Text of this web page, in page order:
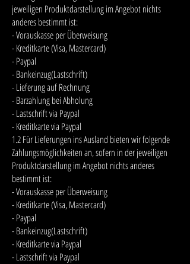
jeweiligen Produktdarstellung im Angebot nichts
anderes bestimmt ist:
- Vorauskasse per Überweisung
- Kreditkarte (Visa, Mastercard)
- Paypal
- Bankeinzug(Lastschrift)
- Lieferung auf Rechnung
- Barzahlung bei Abholung
- Lastschrift via Paypal
- Kreditkarte via Paypal
1.2 Für Lieferungen ins Ausland bieten wir folgende
Zahlungsmöglichkeiten an, sofern in der jeweiligen
Produktdarstellung im Angebot nichts anderes
bestimmt ist:
- Vorauskasse per Überweisung
- Kreditkarte (Visa, Mastercard)
- Paypal
- Bankeinzug(Lastschrift)
- Kreditkarte via Paypal
- Lastschrift via Paypal